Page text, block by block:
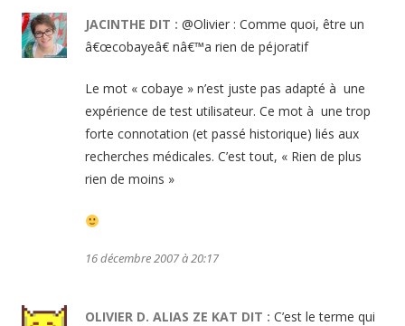
JACINTHE DIT : @Olivier : Comme quoi, être un
â€œcobayeâ€ nâ€™a rien de péjoratif
Le mot « cobaye » n’est juste pas adapté à une
expérience de test utilisateur. Ce mot à une trop
forte connotation (et passé historique) liés aux
recherches médicales. C’est tout, « Rien de plus
rien de moins »
16 décembre 2007 à 20:17
OLIVIER D. ALIAS ZE KAT DIT : C’est le terme qui